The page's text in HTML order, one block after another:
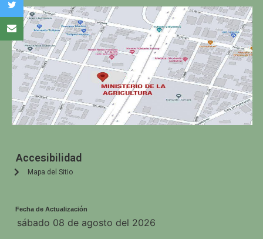
Accesibilidad
Mapa del Sitio
Fecha de Actualización
sábado 08 de agosto del 2026